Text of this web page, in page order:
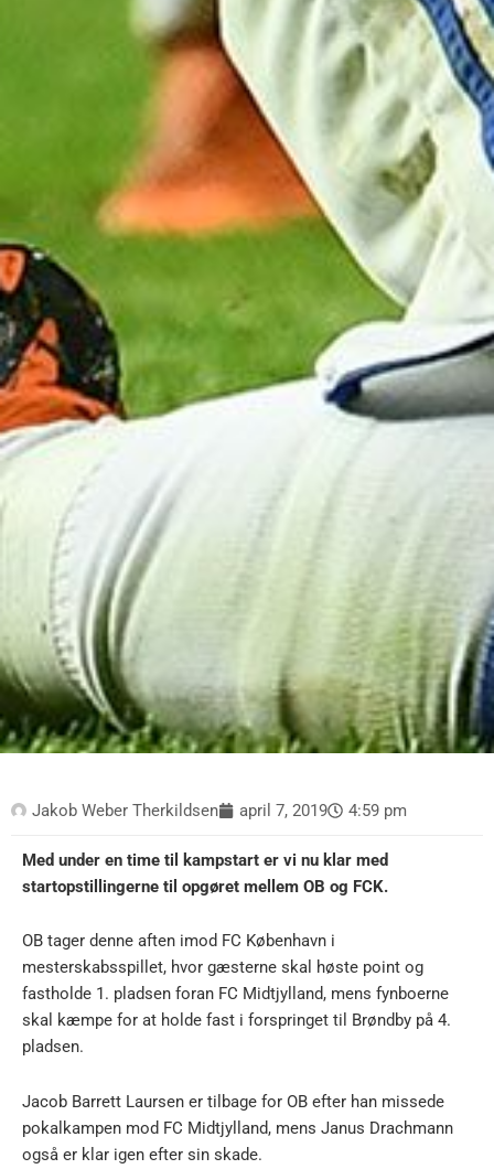
Jakob Weber Therkildsen april 7, 2019 4:59 pm
Med under en time til kampstart er vi nu klar med
startopstillingerne til opgøret mellem OB og FCK.
OB tager denne aften imod FC København i
mesterskabsspillet, hvor gæsterne skal høste point og
fastholde 1. pladsen foran FC Midtjylland, mens fynboerne
skal kæmpe for at holde fast i forspringet til Brøndby på 4.
pladsen.
Jacob Barrett Laursen er tilbage for OB efter han missede
pokalkampen mod FC Midtjylland, mens Janus Drachmann
også er klar igen efter sin skade.